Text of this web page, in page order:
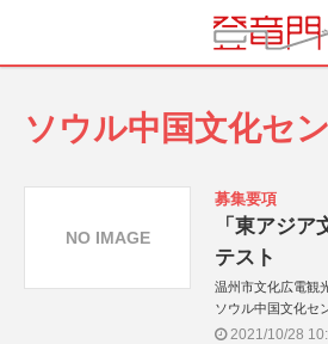
ソウル中国文化セ
募集要項
「東アジ
テスト
温州市文化広電観
ソウル中国文化セ
【協賛】
2021/10/28
NO IMAGE